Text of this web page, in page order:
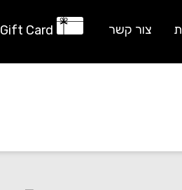
צור קשר Gift Card